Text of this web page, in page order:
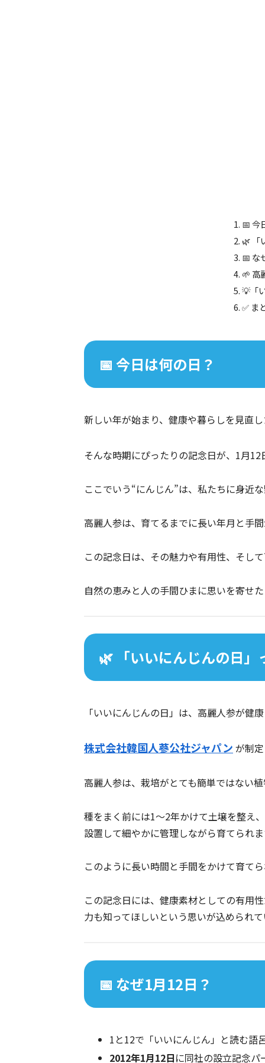
📅 今
🌿 「
📅 な
🌱 高
💡「
✅ ま
📅 今日は何の日？
新しい年が始まり、健康や暮らしを見直
そんな時期にぴったりの記念日が、1月12
ここでいう“にんじん”は、私たちに身近
高麗人参は、育てるまでに長い年月と手
この記念日は、その魅力や有用性、そし
自然の恵みと人の手間ひまに思いを寄せ
🌿 「いいにんじんの日」
「いいにんじんの日」は、高麗人参が健
株式会社韓国人蔘公社ジャパン が制
高麗人参は、栽培がとても簡単ではない
種をまく前には1〜2年かけて土壌を整え
設置して細やかに管理しながら育てられま
このように長い時間と手間をかけて育て
この記念日には、健康素材としての有用
力も知ってほしいという思いが込められ
📅 なぜ1月12日？
1と12で「いいにんじん」と読む語
2012年1月12日に同社の設立記念